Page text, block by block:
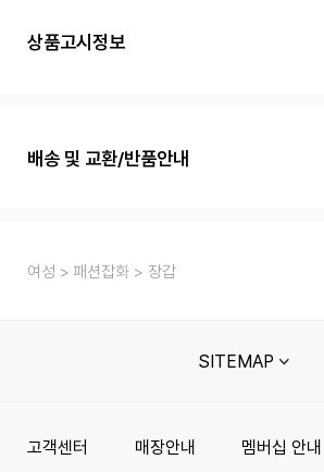
상품고시정보
배송 및 교환/반품안내
여성 패션잡화 장갑
SITEMAP
고객센터 매장안내 멤버십 안내